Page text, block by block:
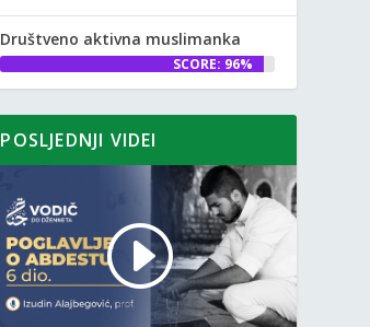
Društveno aktivna muslimanka
SCORE: 96%
POSLJEDNJI VIDEI